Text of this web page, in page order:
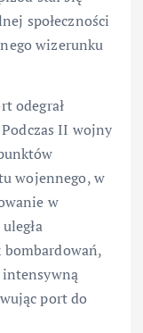
społeczności
wizerunku
odegrał
II wojny
wojennego, w
w
port do